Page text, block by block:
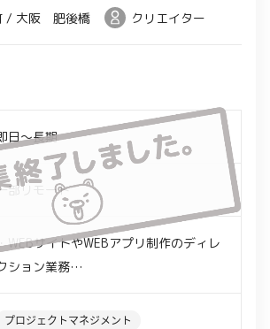
/ 大阪 肥後橋
クリエイター
日～長期
部リモート
WEBサイトやWEBアプリ制作のディレ
ション業務
・顧客へ企画提案
プロジェクトマネジメント